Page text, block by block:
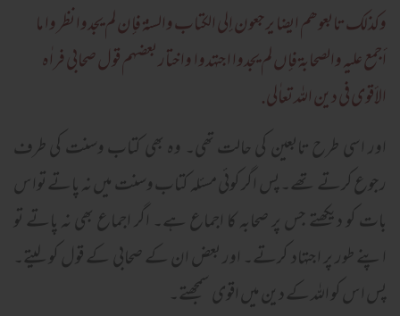
وکذلک تابعوھم ایضا یرجعون إلی الکتاب والسنۃ فإن لم یجدوا نظر وا ما
أجمع علیہ والصحابۃ فإں لم یجدوا اجتہدوا واختار بعضہم قول صحابی فراٰہ
الأقوی فی دین اللہ تعاٰلی.
اور اسی طرح تابعین کی حالت تھی۔ وہ بھی کتاب وسنت کی طرف
رجوع کرتے تھے۔ پس اگر کوئی مسئلہ کتاب وسنت میں نہ پاتے تواس
بات کو دیکھتے جس پر صحابہ کا اجماع ہے۔ اگر اجماع بھی نہ پاتے تو
اپنے طور پر اجتہاد کرتے۔ اور بعض ان کے صحابی کے قول کو لیتے۔
پس اس کو اللہ کے دین میں اقوی سمجھتے۔